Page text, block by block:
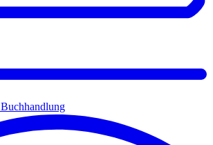
Buchhandlung